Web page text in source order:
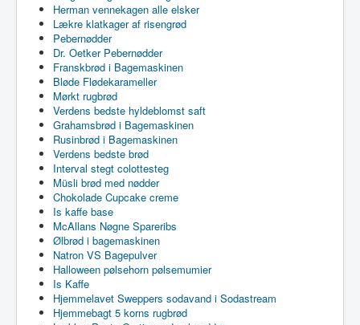
Herman vennekagen alle elsker
Lækre klatkager af risengrød
Pebernødder
Dr. Oetker Pebernødder
Franskbrød i Bagemaskinen
Bløde Flødekarameller
Mørkt rugbrød
Verdens bedste hyldeblomst saft
Grahamsbrød i Bagemaskinen
Rusinbrød i Bagemaskinen
Verdens bedste brød
Interval stegt colottesteg
Müsli brød med nødder
Chokolade Cupcake creme
Is kaffe base
McAllans Nøgne Spareribs
Ølbrød i bagemaskinen
Natron VS Bagepulver
Halloween pølsehorn pølsemumier
Is Kaffe
Hjemmelavet Sweppers sodavand i Sodastream
Hjemmebagt 5 korns rugbrød